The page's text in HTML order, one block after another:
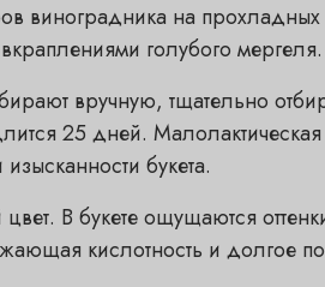
виноградника на
голубого мергеля.
вручную, тщательно
25 дней.
букета.
цвет. В букете ощущаются
кислотность и долгое